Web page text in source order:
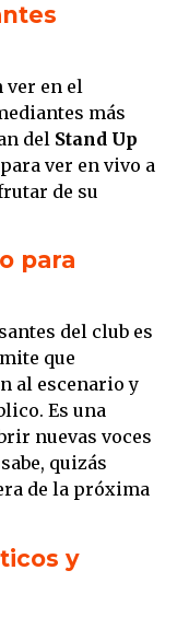
ver en el
más
del Stand Up
ver en vivo a
de su
para
del club es
que
al escenario y
Es una
nuevas voces
quizás
de la próxima
y